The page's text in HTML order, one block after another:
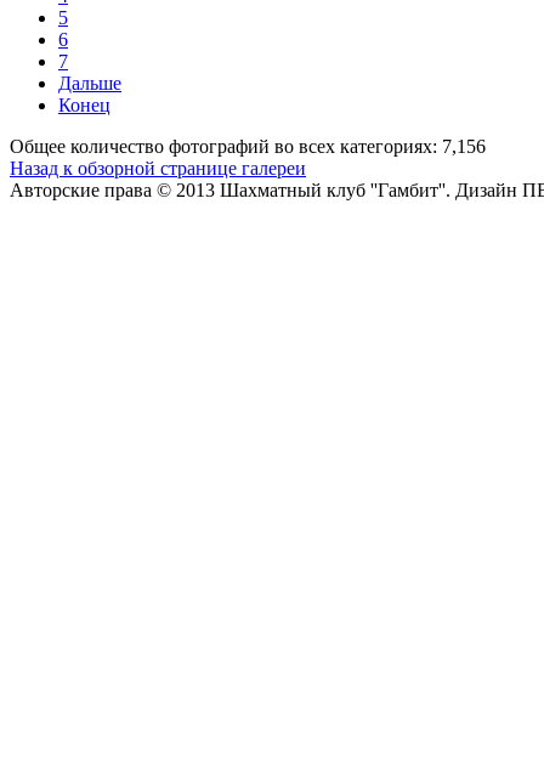
5
6
7
Дальше
Конец
Общее количество фотографий во всех категориях: 7,156
Назад к обзорной странице галереи
Авторские права © 2013 Шахматный клуб ''Гамбит''. Дизайн